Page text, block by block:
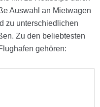
Auswahl an Mietwagen
zu unterschiedlichen
Zu den beliebtesten
gehören: